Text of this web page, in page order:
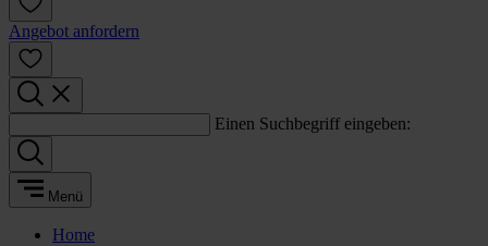
Angebot anfordern
Einen Suchbegriff eingeben:
Menü
Home